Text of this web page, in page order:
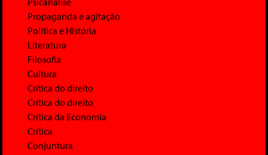
Propaganda e agitação
Política e História
Literatura
Filosofia
Cultura
Crítica do direito
Crítica do direito
Crítica da Economia
Crítica
Conjuntura